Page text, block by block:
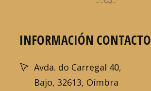
INFORMACIÓN CONTACTO
Avda. do Carregal 40,
Bajo, 32613, Oímbra